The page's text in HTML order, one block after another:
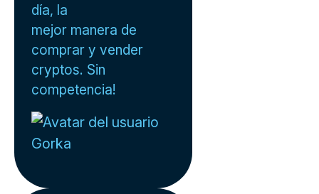
día, la
mejor manera de
comprar y vender
cryptos. Sin
competencia!
Gorka